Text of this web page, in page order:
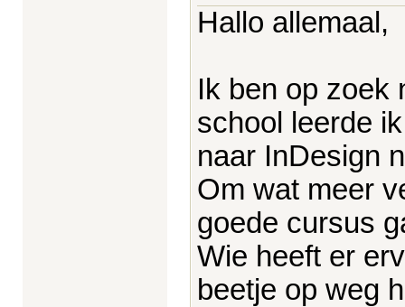
Hallo allemaal,
Ik ben op zoek
school leerde
naar InDesign
Om wat meer
goede cursus
Wie heeft er
beetje op weg